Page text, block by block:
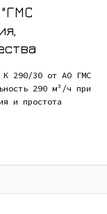
"ГМС
К 290/30 от АО ГМС
290 м³/ч при
и простота